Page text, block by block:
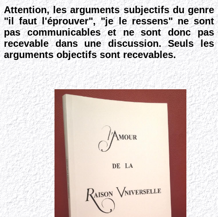
Attention, les arguments subjectifs du genre
"il faut l'éprouver", "je le ressens" ne sont
pas communicables et ne sont donc pas
recevable dans une discussion. Seuls les
arguments objectifs sont recevables.